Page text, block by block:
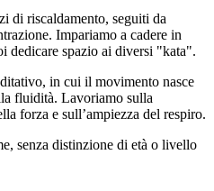
di riscaldamento, seguiti da
Impariamo a cadere in
dedicare spazio ai diversi "kata".
in cui il movimento nasce
fluidità. Lavoriamo sulla
forza e sull’ampiezza del respiro.
senza distinzione di età o livello